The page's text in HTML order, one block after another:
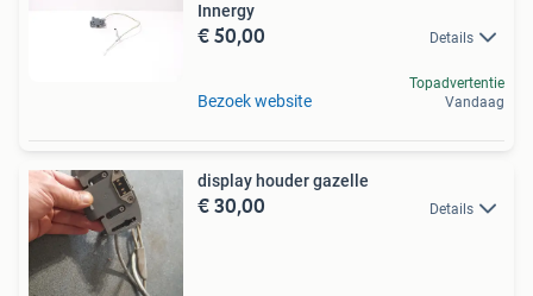
Innergy
€ 50,00 Details
Bezoek website
Topadvertentie
Vandaag
display houder gazelle
€ 30,00 Details